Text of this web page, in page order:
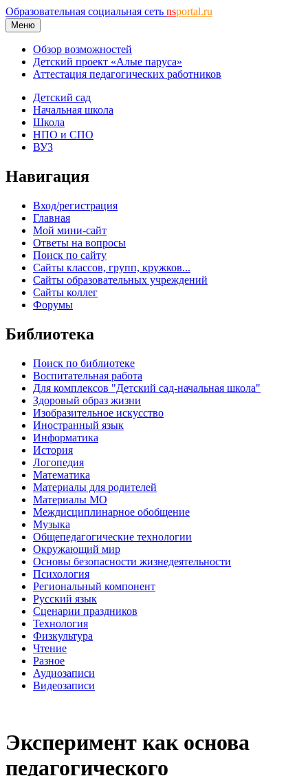
Образовательная социальная сеть nsportal.ru
Меню
Обзор возможностей
Детский проект «Алые паруса»
Аттестация педагогических работников
Детский сад
Начальная школа
Школа
НПО и СПО
ВУЗ
Навигация
Вход/регистрация
Главная
Мой мини-сайт
Ответы на вопросы
Поиск по сайту
Сайты классов, групп, кружков...
Сайты образовательных учреждений
Сайты коллег
Форумы
Библиотека
Поиск по библиотеке
Воспитательная работа
Для комплексов "Детский сад-начальная школа"
Здоровый образ жизни
Изобразительное искусство
Иностранный язык
Информатика
История
Логопедия
Математика
Материалы для родителей
Материалы МО
Междисциплинарное обобщение
Музыка
Общепедагогические технологии
Окружающий мир
Основы безопасности жизнедеятельности
Психология
Региональный компонент
Русский язык
Сценарии праздников
Технология
Физкультура
Чтение
Разное
Аудиозаписи
Видеозаписи
Эксперимент как основа
педагогического